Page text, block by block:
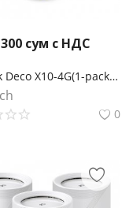
сум с НДС
TP-Link Deco X10-4G(1-pack) AX1500 Маршрутизатор Mesh-системы Wi-Fi 6 с 4G+ модемом
0